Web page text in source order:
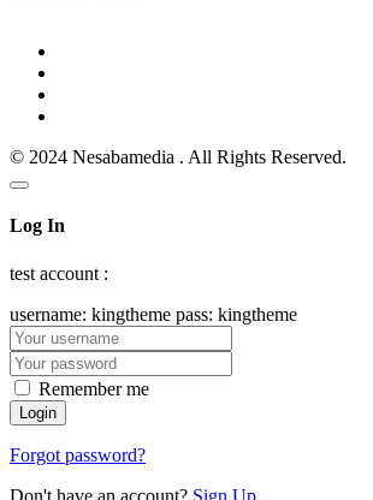
© 2024 Nesabamedia . All Rights Reserved.
Log In
test account :
username: kingtheme pass: kingtheme
Remember me
Forgot password?
Don't have an account? Sign Up